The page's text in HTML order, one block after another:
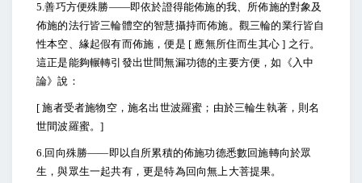
5.善巧方便殊勝――即依於證得能佈施的我、所佈施的對象及
佈施的法行皆三輪體空的智慧攝持而佈施。觀三輪的業行皆自
性本空、緣起假有而佈施，便是 [ 應無所住而生其心 ] 之行。
這正是能夠輾轉引發出世間無漏功德的主要方便，如《入中
論》說：
[施者受者施物空，施名出世波羅蜜；由於三輪生執著，則名
世間波羅蜜。]
6.回向殊勝――即以自所累積的佈施功德悉數回施轉向於眾
生，與眾生一起共有，更是特為回向無上大菩提果。